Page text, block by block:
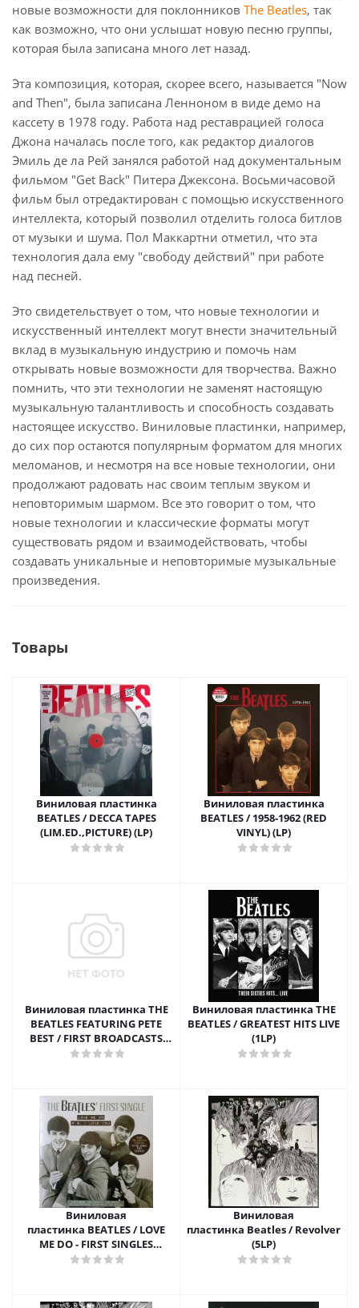
новые возможности для поклонников The Beatles, так
как возможно, что они услышат новую песню группы,
которая была записана много лет назад.
Эта композиция, которая, скорее всего, называется "Now
and Then", была записана Ленноном в виде демо на
кассету в 1978 году. Работа над реставрацией голоса
Джона началась после того, как редактор диалогов
Эмиль де ла Рей занялся работой над документальным
фильмом "Get Back" Питера Джексона. Восьмичасовой
фильм был отредактирован с помощью искусственного
интеллекта, который позволил отделить голоса битлов
от музыки и шума. Пол Маккартни отметил, что эта
технология дала ему "свободу действий" при работе
над песней.
Это свидетельствует о том, что новые технологии и
искусственный интеллект могут внести значительный
вклад в музыкальную индустрию и помочь нам
открывать новые возможности для творчества. Важно
помнить, что эти технологии не заменят настоящую
музыкальную талантливость и способность создавать
настоящее искусство. Виниловые пластинки, например,
до сих пор остаются популярным форматом для многих
меломанов, и несмотря на все новые технологии, они
продолжают радовать нас своим теплым звуком и
неповторимым шармом. Все это говорит о том, что
новые технологии и классические форматы могут
существовать рядом и взаимодействовать, чтобы
создавать уникальные и неповторимые музыкальные
произведения.
Товары
Виниловая пластинка
BEATLES / DECCA TAPES
(LIM.ED.,PICTURE) (LP)
Виниловая пластинка
BEATLES / 1958-1962 (RED
VINYL) (LP)
Виниловая пластинка THE
BEATLES FEATURING PETE
BEST / FIRST BROADCASTS
(1LP)
Виниловая пластинка THE
BEATLES / GREATEST HITS LIVE
(1LP)
Виниловая
пластинка BEATLES / LOVE
ME DO - FIRST SINGLES
COLLECTION (LP)
Виниловая
пластинка Beatles / Revolver
(5LP)